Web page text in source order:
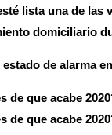
lista una de las
domiciliario
de alarma
de que acabe
de que acabe